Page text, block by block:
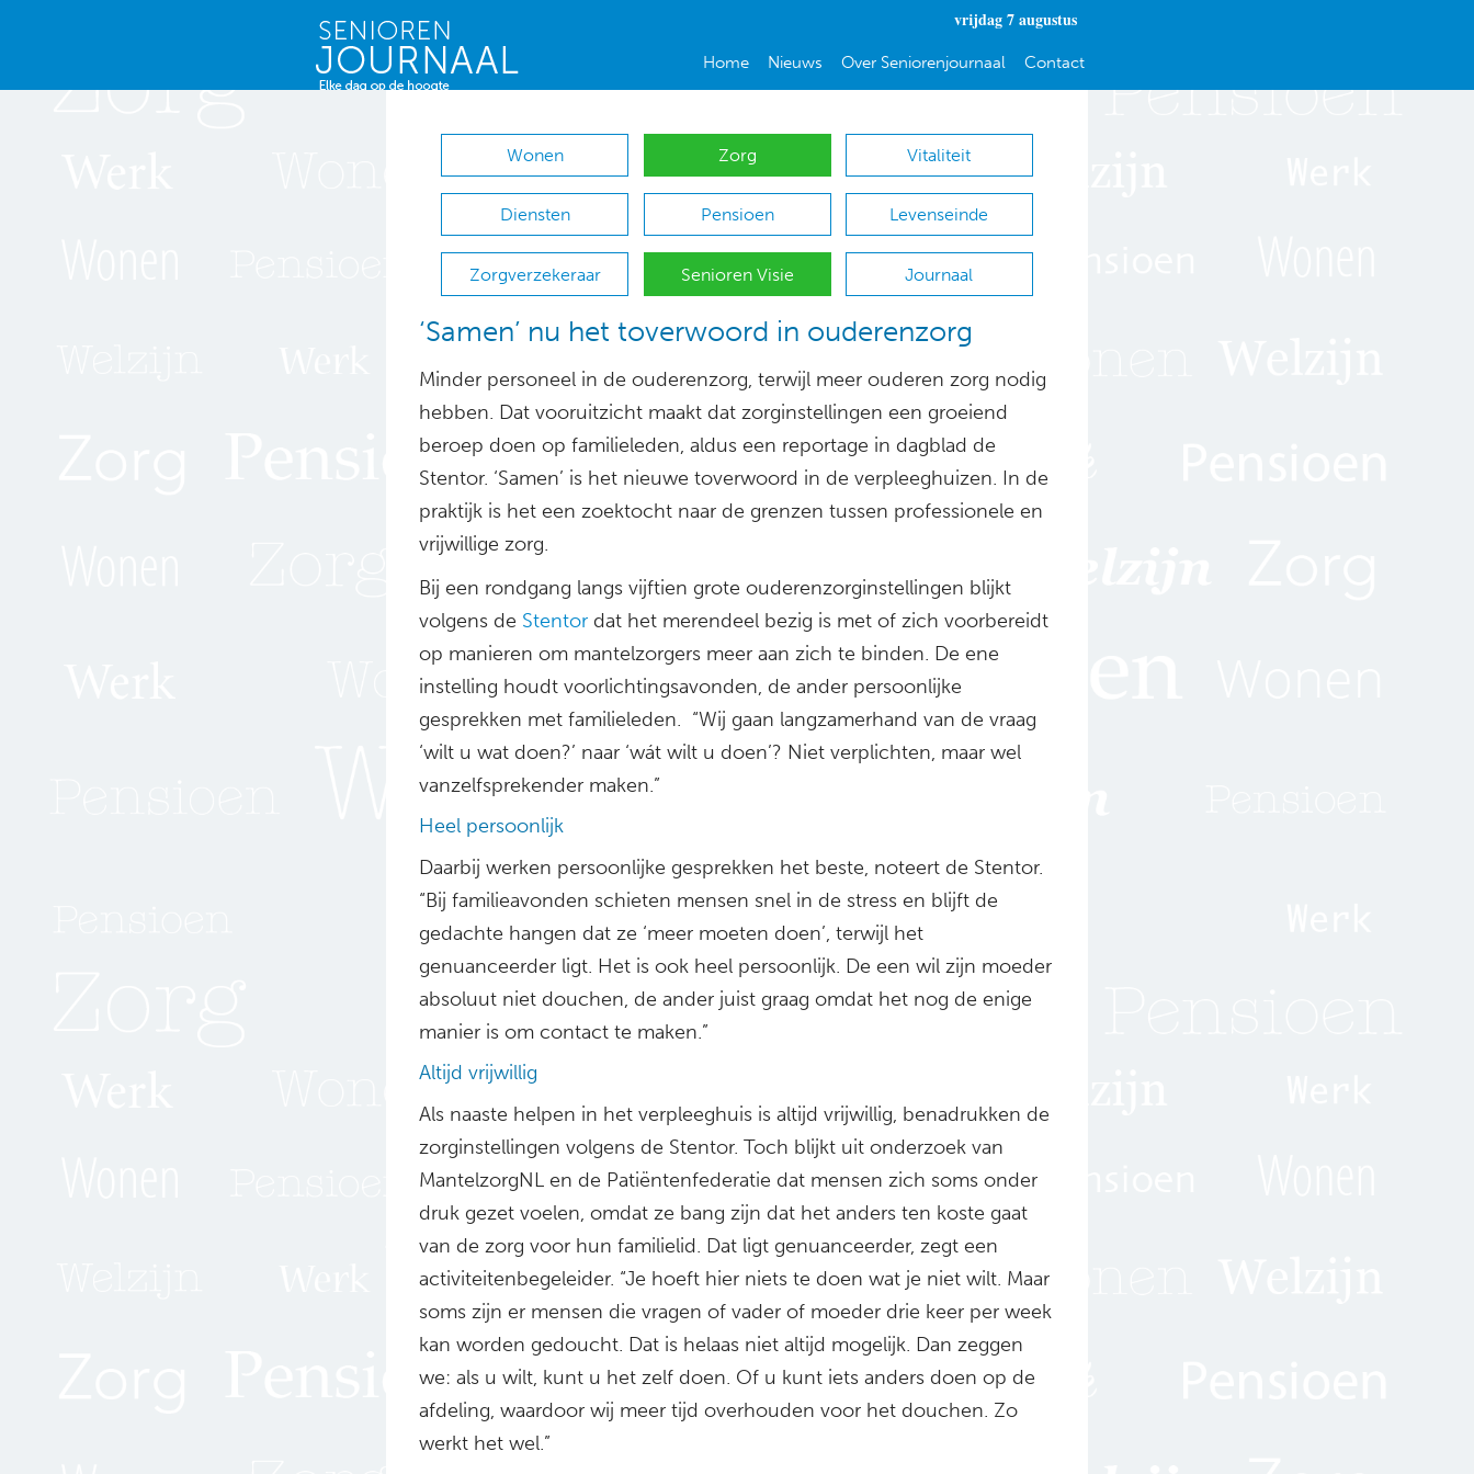
vrijdag 7 augustus
Home Nieuws Over Seniorenjournaal Contact
Wonen Zorg Vitaliteit
Diensten Pensioen Levenseinde
Zorgverzekeraar Senioren Visie Journaal
‘Samen’ nu het toverwoord in ouderenzorg
Minder personeel in de ouderenzorg, terwijl meer ouderen zorg nodig
hebben. Dat vooruitzicht maakt dat zorginstellingen een groeiend
beroep doen op familieleden, aldus een reportage in dagblad de
Stentor. ‘Samen’ is het nieuwe toverwoord in de verpleeghuizen. In de
praktijk is het een zoektocht naar de grenzen tussen professionele en
vrijwillige zorg.
Bij een rondgang langs vijftien grote ouderenzorginstellingen blijkt
volgens de Stentor dat het merendeel bezig is met of zich voorbereidt
op manieren om mantelzorgers meer aan zich te binden. De ene
instelling houdt voorlichtingsavonden, de ander persoonlijke
gesprekken met familieleden. “Wij gaan langzamerhand van de vraag
‘wilt u wat doen?’ naar ‘wát wilt u doen’? Niet verplichten, maar wel
vanzelfsprekender maken.”
Heel persoonlijk
Daarbij werken persoonlijke gesprekken het beste, noteert de Stentor.
“Bij familieavonden schieten mensen snel in de stress en blijft de
gedachte hangen dat ze ‘meer moeten doen’, terwijl het
genuanceerder ligt. Het is ook heel persoonlijk. De een wil zijn moeder
absoluut niet douchen, de ander juist graag omdat het nog de enige
manier is om contact te maken.”
Altijd vrijwillig
Als naaste helpen in het verpleeghuis is altijd vrijwillig, benadrukken de
zorginstellingen volgens de Stentor. Toch blijkt uit onderzoek van
MantelzorgNL en de Patiëntenfederatie dat mensen zich soms onder
druk gezet voelen, omdat ze bang zijn dat het anders ten koste gaat
van de zorg voor hun familielid. Dat ligt genuanceerder, zegt een
activiteitenbegeleider. “Je hoeft hier niets te doen wat je niet wilt. Maar
soms zijn er mensen die vragen of vader of moeder drie keer per week
kan worden gedoucht. Dat is helaas niet altijd mogelijk. Dan zeggen
we: als u wilt, kunt u het zelf doen. Of u kunt iets anders doen op de
afdeling, waardoor wij meer tijd overhouden voor het douchen. Zo
werkt het wel.”